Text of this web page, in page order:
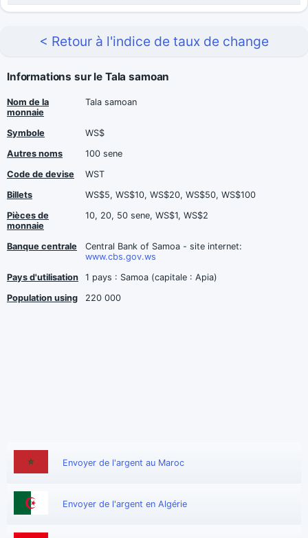
< Retour à l'indice de taux de change
Informations sur le Tala samoan
Nom de la
monnaie
Tala samoan
Symbole
WS$
Autres noms
100 sene
Code de devise
WST
Billets
WS$5, WS$10, WS$20, WS$50, WS$100
Pièces de
monnaie
10, 20, 50 sene, WS$1, WS$2
Banque centrale
Central Bank of Samoa - site internet:
www.cbs.gov.ws
Pays d'utilisation
1 pays : Samoa (capitale : Apia)
Population using
220 000
Envoyer de l'argent au Maroc
Envoyer de l'argent en Algérie